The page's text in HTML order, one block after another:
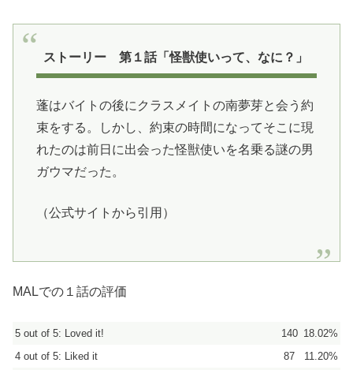
ストーリー 第１話「怪獣使いって、なに？」
蓬はバイトの後にクラスメイトの南夢芽と会う約
束をする。しかし、約束の時間になってそこに現
れたのは前日に出会った怪獣使いを名乗る謎の男
ガウマだった。
（公式サイトから引用）
MALでの１話の評価
5 out of 5: Loved it! 140 18.02%
4 out of 5: Liked it
87
11.20%